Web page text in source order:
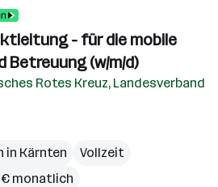
- für die mobile
Betreuung (w/m/d)
Rotes Kreuz, Landesverband
in Kärnten
Vollzeit
€ monatlich